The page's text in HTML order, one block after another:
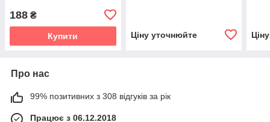
188 ₴
Купити Ціну уточнюйте
Про нас
99% позитивних з 308 відгуків за рік
Працює з 06.12.2018